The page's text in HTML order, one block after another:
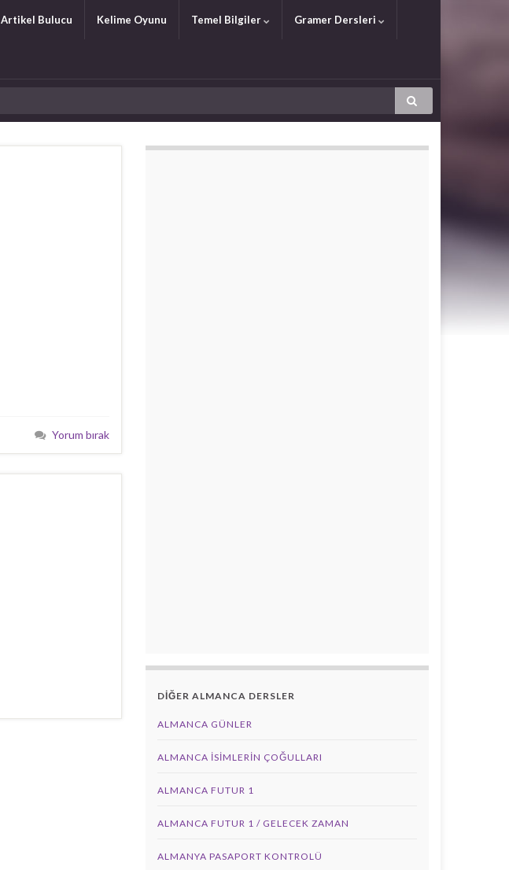
Artikel Bulucu Kelime Oyunu Temel Bilgiler Gramer Dersleri
Yorum bırak
DİĞER ALMANCA DERSLER
ALMANCA GÜNLER
ALMANCA İSIMLERIN ÇOĞULLARI
ALMANCA FUTUR 1
ALMANCA FUTUR 1 / GELECEK ZAMAN
ALMANYA PASAPORT KONTROLÜ